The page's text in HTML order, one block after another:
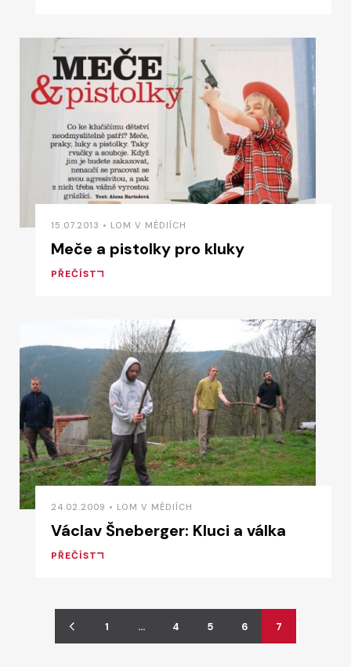
15.07.2013 • LOM V MÉDIÍCH
Meče a pistolky pro kluky
PŘEČÍST
24.02.2009 • LOM V MÉDIÍCH
Václav Šneberger: Kluci a válka
PŘEČÍST
1 … 4 5 6 7